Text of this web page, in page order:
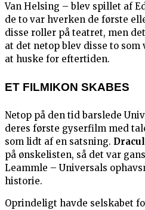
Van Helsing – blev spillet af
de to var hverken de første
disse roller på teatret, men
at det netop blev disse to
at huske for eftertiden.
ET FILMIKON SKABES
Netop på den tid barslede
deres første gyserfilm med
som lidt af en satsning.
på ønskelisten, så det var
Leammle – Universals
historie.
Oprindeligt havde selskabet